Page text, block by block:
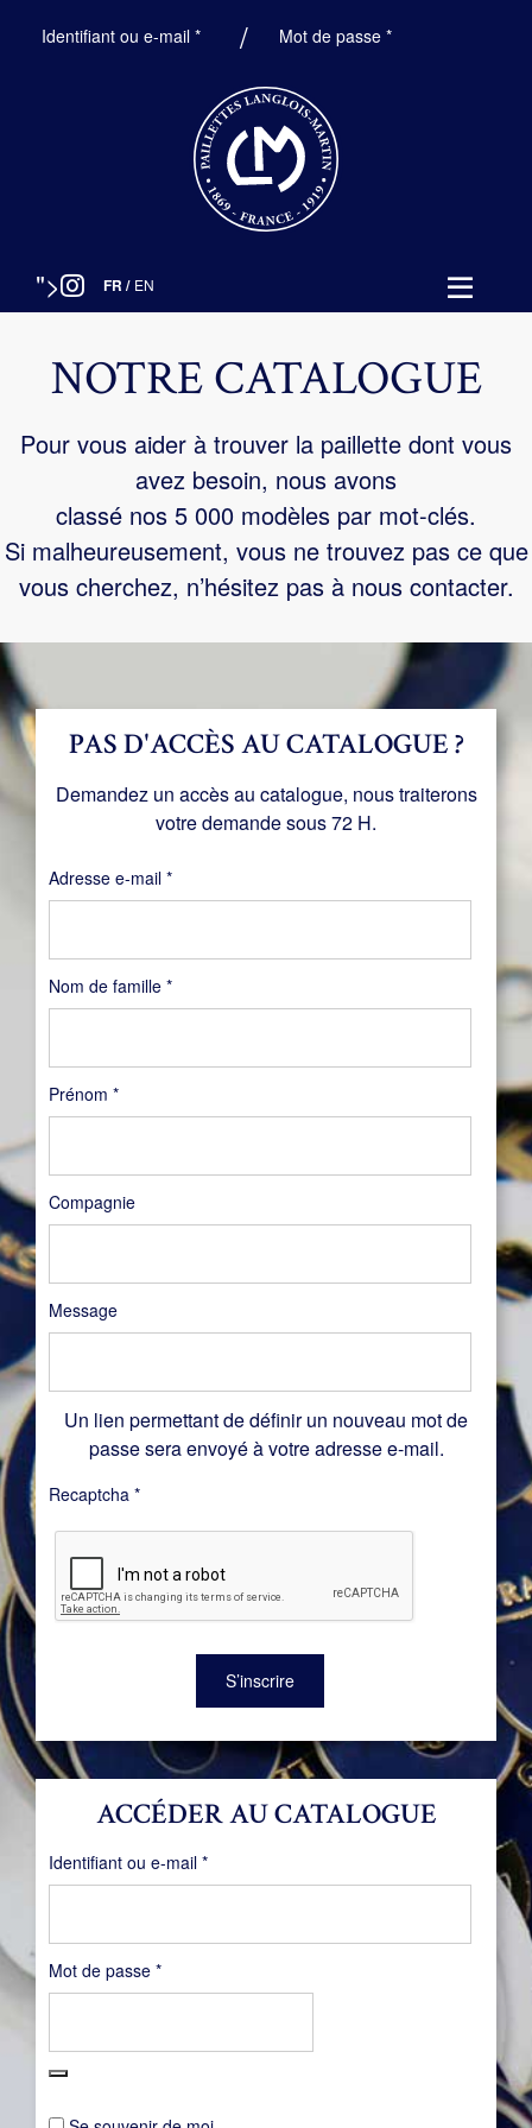
Identifiant ou e-mail *ObligatoireMot de passe*Obligatoire
"> FR / EN
NOTRE CATALOGUE
Pour vous aider à trouver la paillette dont vous
avez besoin, nous avons
classé nos 5 000 modèles par mot-clés.
Si malheureusement, vous ne trouvez pas ce que
vous cherchez, n’hésitez pas à nous contacter.
ACCÉDER AU CATALOGUE
Identifiant ou e-mail *Obligatoire
Mot de passe *Obligatoire
Nom de famille *
Prénom *
Compagnie
Message
PAS D'ACCÈS AU CATALOGUE ?
Demandez un accès au catalogue, nous traiterons
votre demande sous 72 H.
Adresse e-mail *Obligatoire
Un lien permettant de définir un nouveau mot de
passe sera envoyé à votre adresse e-mail.
Recaptcha *
S’inscrire